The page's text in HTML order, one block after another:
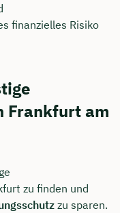
finanzielles Risiko
Frankfurt am
zu finden und
zu sparen.